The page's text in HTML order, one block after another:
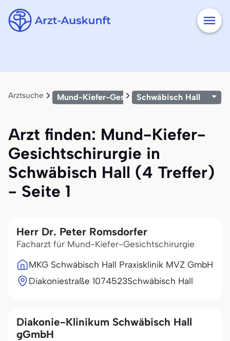
Arztsuche Mund-Kiefer-Gesichtschirurgie
Schwäbisch Hall
Arzt finden: Mund-Kiefer-
Gesichtschirurgie in
Schwäbisch Hall (4 Treffer)
- Seite 1
Herr Dr. Peter Romsdorfer
Facharzt für Mund-Kiefer-Gesichtschirurgie
MKG Schwäbisch Hall Praxisklinik MVZ GmbH
Diakoniestraße 1074523Schwäbisch Hall
Diakonie-Klinikum Schwäbisch Hall
gGmbH